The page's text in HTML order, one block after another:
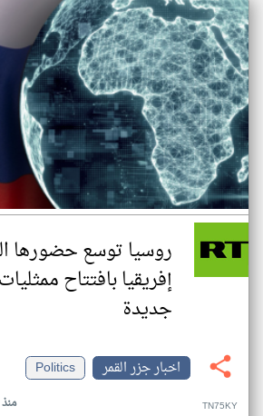
روسيا توسع حضورها
جديدة
اخبار جزر القمر
Politics
TN75KY